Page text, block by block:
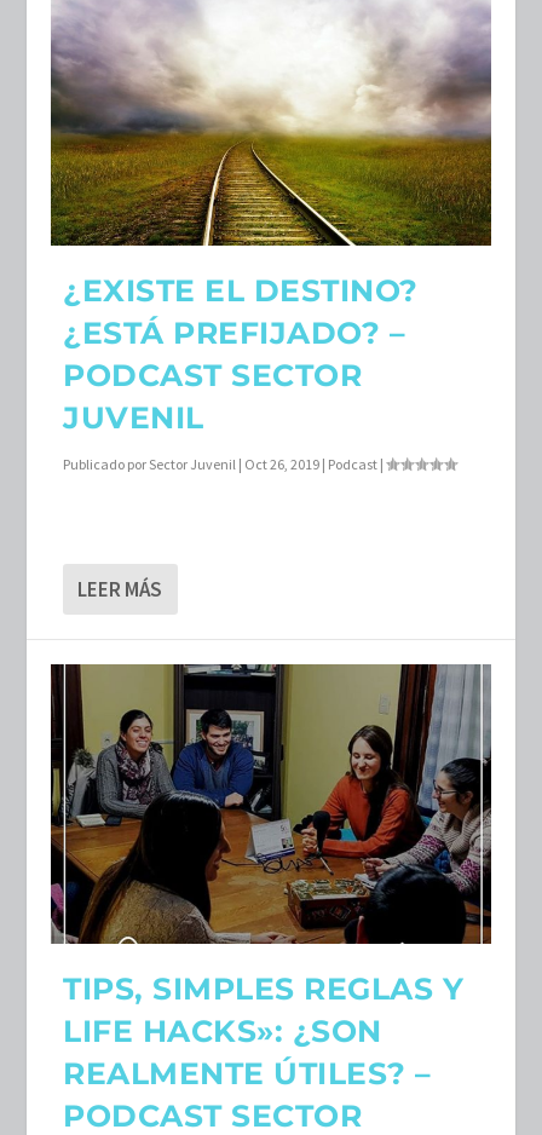
¿EXISTE EL DESTINO?
¿ESTÁ PREFIJADO? –
PODCAST SECTOR
JUVENIL
Publicado por Sector Juvenil | Oct 26, 2019 | Podcast |
LEER MÁS
TIPS, SIMPLES REGLAS Y
LIFE HACKS»: ¿SON
REALMENTE ÚTILES? –
PODCAST SECTOR